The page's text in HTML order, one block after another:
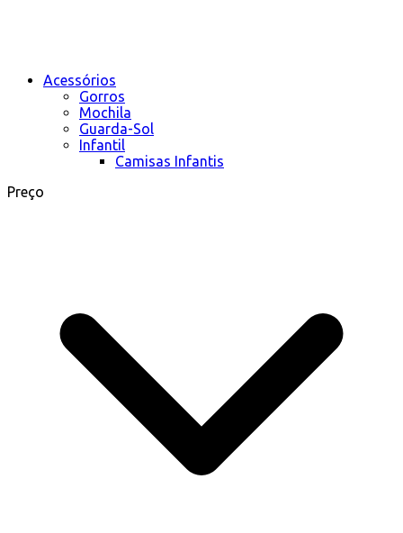
Acessórios
Gorros
Mochila
Guarda-Sol
Infantil
Camisas Infantis
Preço